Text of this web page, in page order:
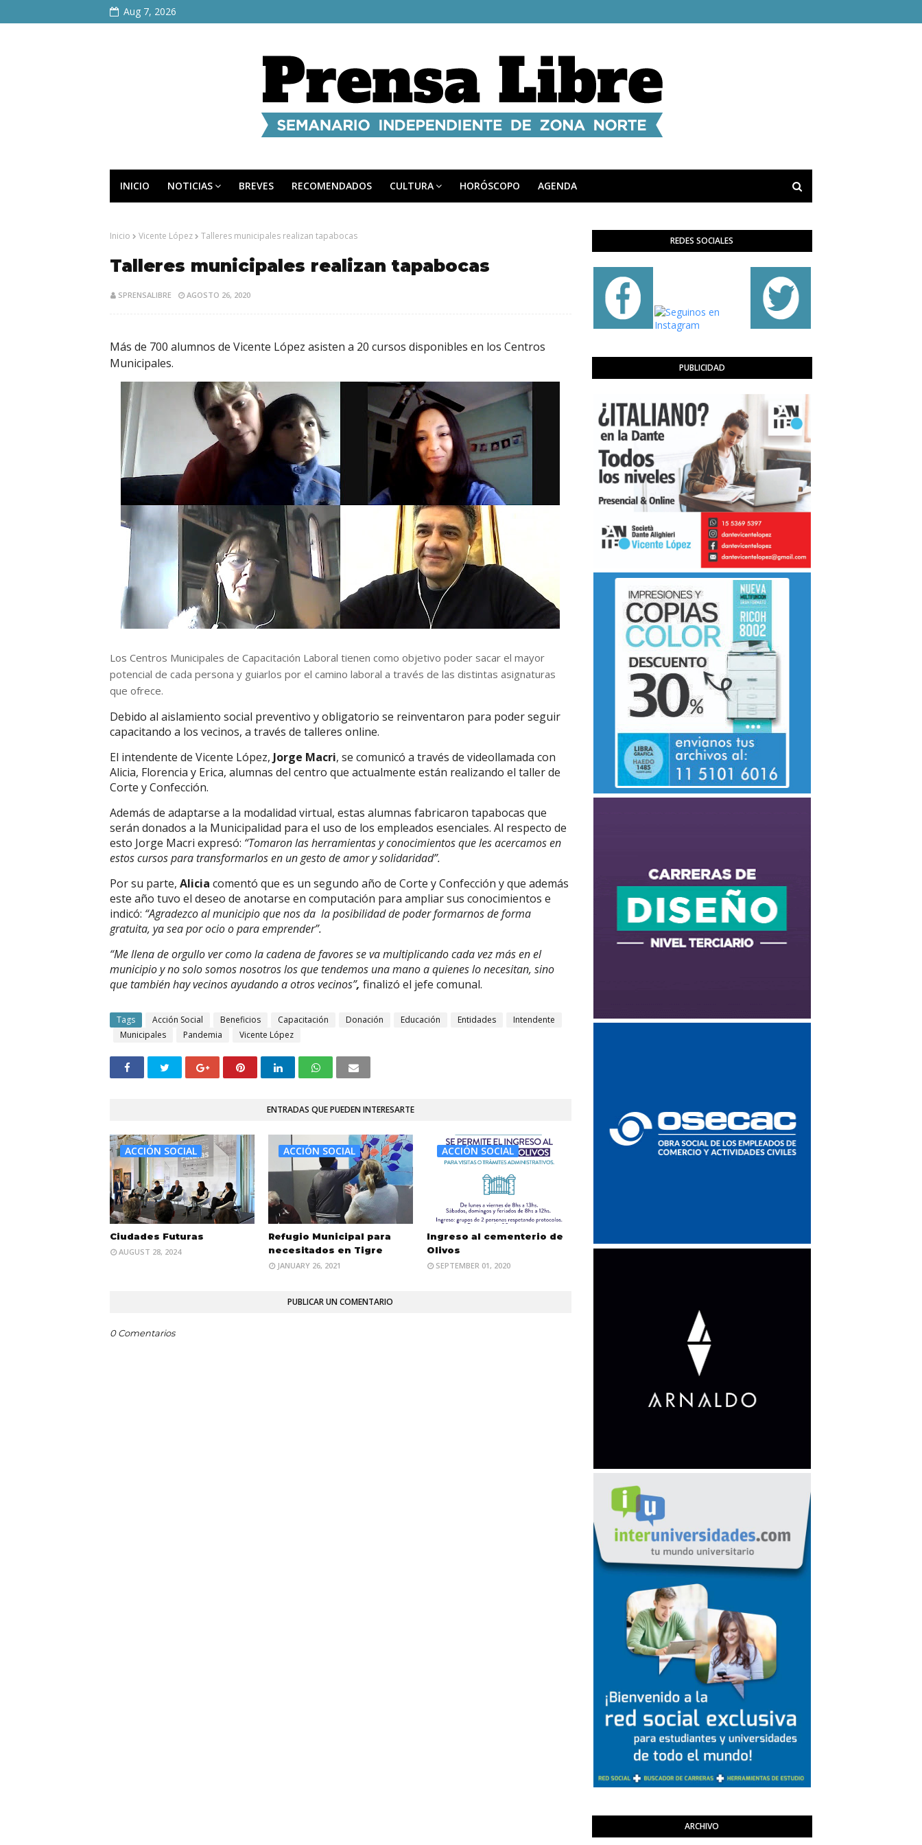
Aug 7, 2026
INICIO NOTICIAS BREVES RECOMENDADOS CULTURA HORÓSCOPO AGENDA
Inicio Vicente López Talleres municipales realizan tapabocas
Talleres municipales realizan tapabocas
SPRENSALIBRE AGOSTO 26, 2020
Más de 700 alumnos de Vicente López asisten a 20 cursos disponibles en los Centros
Municipales.
Los Centros Municipales de Capacitación Laboral tienen como objetivo poder sacar el mayor
potencial de cada persona y guiarlos por el camino laboral a través de las distintas asignaturas
que ofrece.
Debido al aislamiento social preventivo y obligatorio se reinventaron para poder seguir
capacitando a los vecinos, a través de talleres online.
El intendente de Vicente López, Jorge Macri, se comunicó a través de videollamada con
Alicia, Florencia y Erica, alumnas del centro que actualmente están realizando el taller de
Corte y Confección.
Además de adaptarse a la modalidad virtual, estas alumnas fabricaron tapabocas que
serán donados a la Municipalidad para el uso de los empleados esenciales. Al respecto de
esto Jorge Macri expresó: “Tomaron las herramientas y conocimientos que les acercamos en
estos cursos para transformarlos en un gesto de amor y solidaridad”.
Por su parte, Alicia comentó que es un segundo año de Corte y Confección y que además
este año tuvo el deseo de anotarse en computación para ampliar sus conocimientos e
indicó: “Agradezco al municipio que nos da la posibilidad de poder formarnos de forma
gratuita, ya sea por ocio o para emprender”.
“Me llena de orgullo ver como la cadena de favores se va multiplicando cada vez más en el
municipio y no solo somos nosotros los que tendemos una mano a quienes lo necesitan, sino
que también hay vecinos ayudando a otros vecinos”, finalizó el jefe comunal.
Tags Acción Social Beneficios Capacitación Donación Educación Entidades
Intendente
Municipales
Pandemia Vicente López
ENTRADAS QUE PUEDEN INTERESARTE
ACCIÓN SOCIAL
Ciudades Futuras
AUGUST 28, 2024
ACCIÓN SOCIAL
Refugio Municipal para
necesitados en Tigre
JANUARY 26, 2021
ACCIÓN SOCIAL
Ingreso al cementerio de
Olivos
SEPTEMBER 01, 2020
PUBLICAR UN COMENTARIO
0 Comentarios
REDES SOCIALES
PUBLICIDAD
ARCHIVO